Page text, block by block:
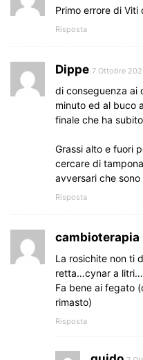
Primo errore di Viti
Risposta
Dippe 7 Ottobre
di conseguenza ai
minuto ed al buco
finale che ha
Grassi alto e fuori
cercare di
avversari che
Risposta
cambioterapia
La rosichite non ti
retta…cynar a
Fa bene ai fegato
rimasto)
Risposta